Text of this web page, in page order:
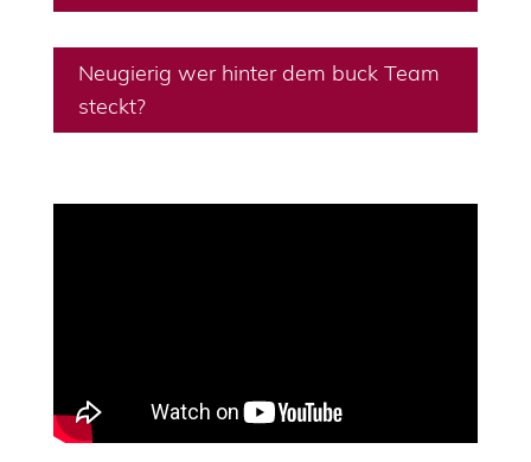
Neugierig wer hinter dem buck Team
steckt?